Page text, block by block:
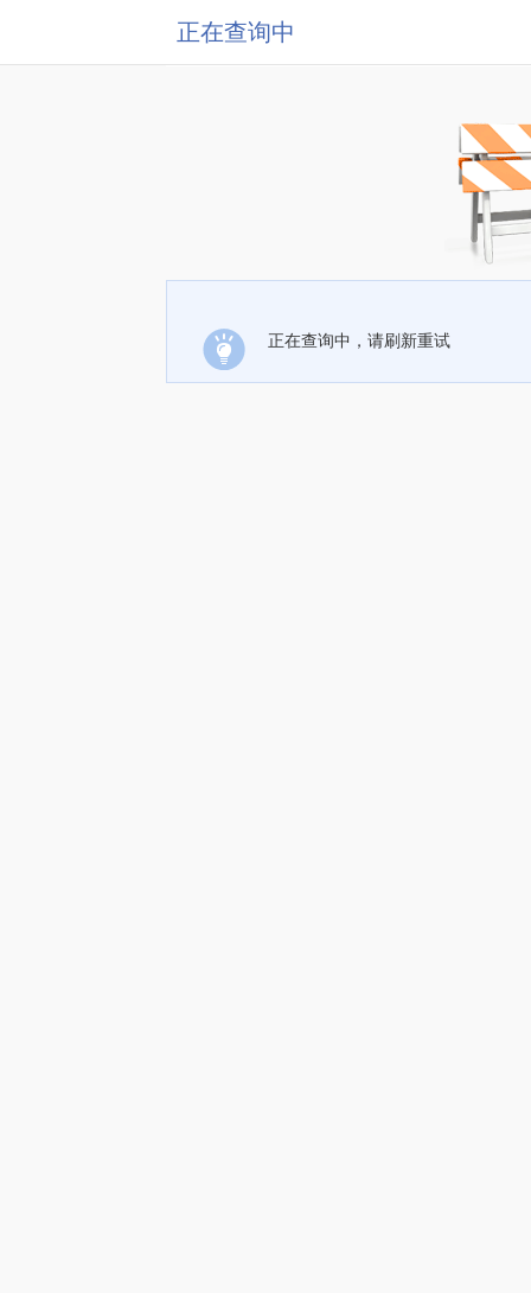
正在查询中
正在查询中，请刷新重试